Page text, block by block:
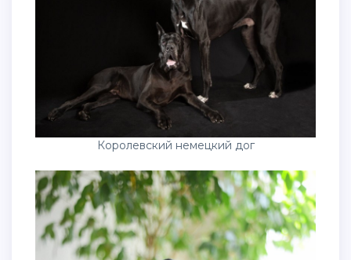
Королевский немецкий дог